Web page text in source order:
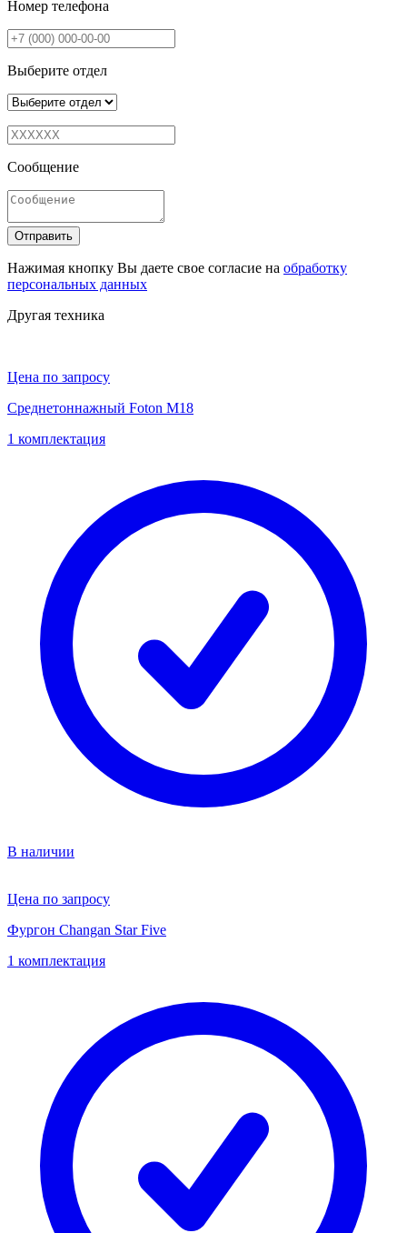
Номер телефона
Выберите отдел
Сообщение
Отправить
Нажимая кнопку Вы даете свое согласие на обработку
персональных данных
Другая техника
Цена по запросу
Среднетоннажный Foton M18
1 комплектация
В наличии
Цена по запросу
Фургон Changan Star Five
1 комплектация